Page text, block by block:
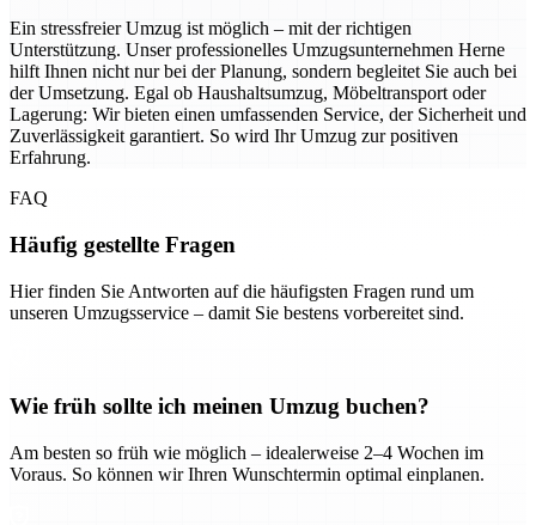
Ein stressfreier Umzug ist möglich – mit der richtigen
Unterstützung. Unser professionelles Umzugsunternehmen Herne
hilft Ihnen nicht nur bei der Planung, sondern begleitet Sie auch bei
der Umsetzung. Egal ob Haushaltsumzug, Möbeltransport oder
Lagerung: Wir bieten einen umfassenden Service, der Sicherheit und
Zuverlässigkeit garantiert. So wird Ihr Umzug zur positiven
Erfahrung.
FAQ
Häufig gestellte Fragen
Hier finden Sie Antworten auf die häufigsten Fragen rund um
unseren Umzugsservice – damit Sie bestens vorbereitet sind.
Wie früh sollte ich meinen Umzug buchen?
Am besten so früh wie möglich – idealerweise 2–4 Wochen im
Voraus. So können wir Ihren Wunschtermin optimal einplanen.